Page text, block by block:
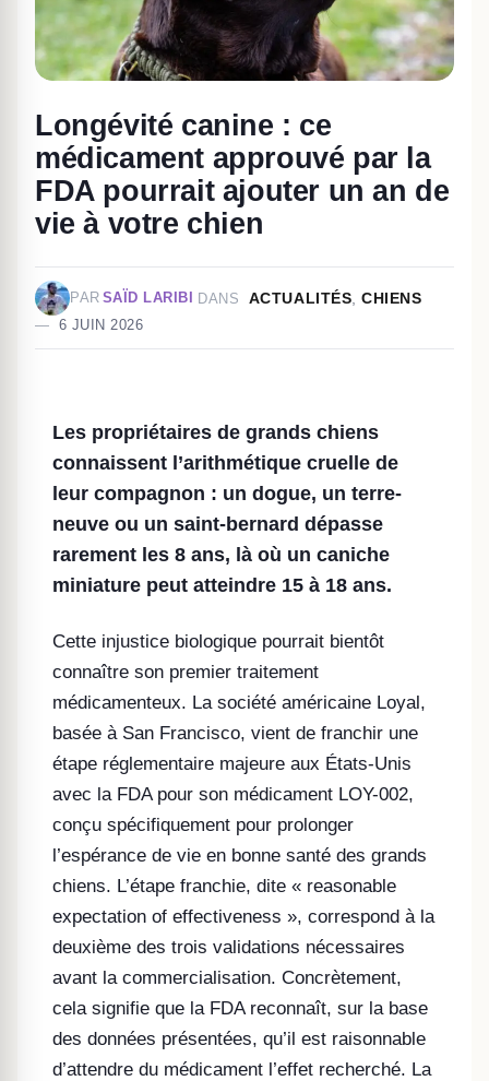
Longévité canine : ce
médicament approuvé par la
FDA pourrait ajouter un an de
vie à votre chien
6 JUIN 2026
PAR SAÏD LARIBI DANS ACTUALITÉS ,CHIENS
Les propriétaires de grands chiens
connaissent l’arithmétique cruelle de
leur compagnon : un dogue, un terre-
neuve ou un saint-bernard dépasse
rarement les 8 ans, là où un caniche
miniature peut atteindre 15 à 18 ans.
Cette injustice biologique pourrait bientôt
connaître son premier traitement
médicamenteux. La société américaine Loyal,
basée à San Francisco, vient de franchir une
étape réglementaire majeure aux États-Unis
avec la FDA pour son médicament LOY-002,
conçu spécifiquement pour prolonger
l’espérance de vie en bonne santé des grands
chiens. L’étape franchie, dite « reasonable
expectation of effectiveness », correspond à la
deuxième des trois validations nécessaires
avant la commercialisation. Concrètement,
cela signifie que la FDA reconnaît, sur la base
des données présentées, qu’il est raisonnable
d’attendre du médicament l’effet recherché. La